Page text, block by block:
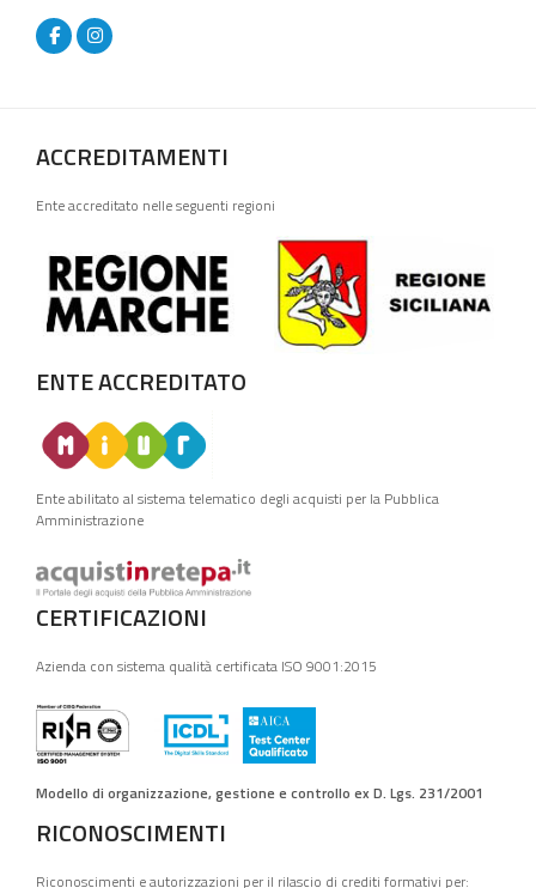
ACCREDITAMENTI
Ente accreditato nelle seguenti regioni
ENTE ACCREDITATO
Ente abilitato al sistema telematico degli acquisti per la Pubblica
Amministrazione
CERTIFICAZIONI
Azienda con sistema qualità certificata ISO 9001:2015
Modello di organizzazione, gestione e controllo ex D. Lgs. 231/2001
RICONOSCIMENTI
Riconoscimenti e autorizzazioni per il rilascio di crediti formativi per: